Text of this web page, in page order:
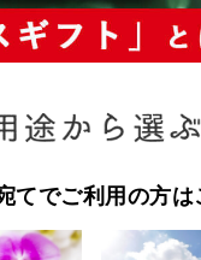
てでご利用の方は